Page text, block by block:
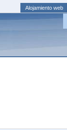
Alojamiento web